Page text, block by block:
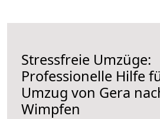
Stressfreie Umzüge:
Professionelle Hilfe
Umzug von Gera
Wimpfen